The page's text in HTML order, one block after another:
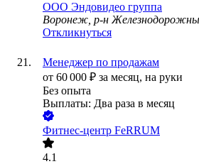
ООО Эндовидео группа
Воронеж, р-н
Откликнуться
Менеджер по продажам
от 60 000 ₽ за месяц, на руки
Без опыта
Выплаты: Два раза в месяц
Фитнес-центр FeRRUM
4.1